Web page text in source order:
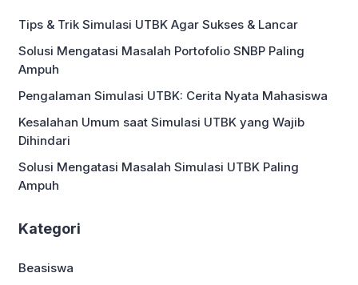
mahasiswa menghadapi berbagai
Tips & Trik Simulasi UTBK Agar Sukses & Lancar
Solusi Mengatasi Masalah Portofolio SNBP Paling
Ampuh
Pengalaman Simulasi UTBK: Cerita Nyata Mahasiswa
Kesalahan Umum saat Simulasi UTBK yang Wajib
Dihindari
Solusi Mengatasi Masalah Simulasi UTBK Paling
Ampuh
Kategori
Beasiswa